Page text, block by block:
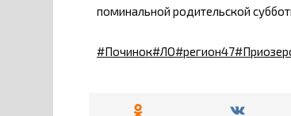
поминальной родительской
#Починок#ЛО#регион47